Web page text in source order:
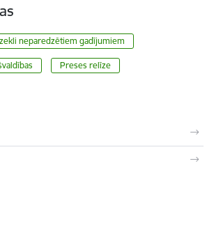
neparedzētiem gadījumiem
Preses relīze